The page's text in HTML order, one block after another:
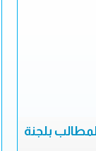
بلجنة